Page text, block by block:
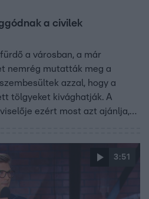
a civilek
a városban, a már
nemrég mutatták meg a
azzal, hogy a
tölgyeket kivághatják. A
ezért most azt ajánlja,
3:51